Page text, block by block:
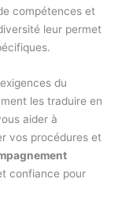
compétences et
leur permet
du
les traduire en
aider à
vos procédures et
confiance pour